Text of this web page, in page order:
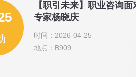
【职引未来】职业咨询
专家杨晓庆
时间：2026-04-25
地点：B909